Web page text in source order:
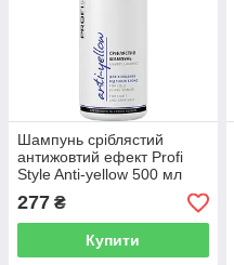
Шампунь сріблястий
антижовтий ефект Profi
Style Anti-yellow 500 мл
277 ₴
Купити